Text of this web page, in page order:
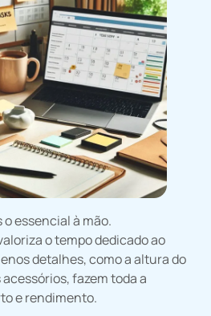
essencial à mão.
o tempo dedicado ao
detalhes, como a altura do
fazem toda a
e rendimento.